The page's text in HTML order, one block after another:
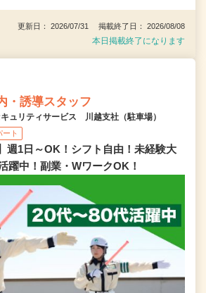
更新日： 2026/07/31 掲載終了日： 2026/08/08
本日掲載終了になります
・誘導スタッフ
ュリティサービス 川越支社（駐車場）
ート
週1日～OK！シフト自由！未経験大
躍中！副業・WワークOK！